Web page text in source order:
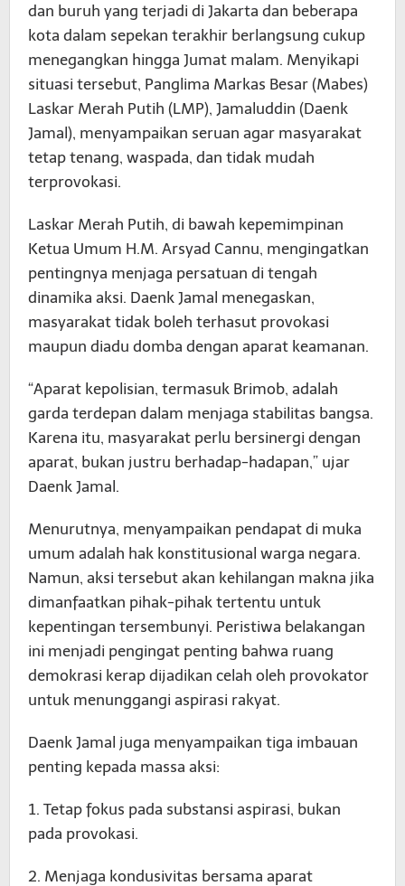
dan buruh yang terjadi di Jakarta dan beberapa
kota dalam sepekan terakhir berlangsung cukup
menegangkan hingga Jumat malam. Menyikapi
situasi tersebut, Panglima Markas Besar (Mabes)
Laskar Merah Putih (LMP), Jamaluddin (Daenk
Jamal), menyampaikan seruan agar masyarakat
tetap tenang, waspada, dan tidak mudah
terprovokasi.
Laskar Merah Putih, di bawah kepemimpinan
Ketua Umum H.M. Arsyad Cannu, mengingatkan
pentingnya menjaga persatuan di tengah
dinamika aksi. Daenk Jamal menegaskan,
masyarakat tidak boleh terhasut provokasi
maupun diadu domba dengan aparat keamanan.
“Aparat kepolisian, termasuk Brimob, adalah
garda terdepan dalam menjaga stabilitas bangsa.
Karena itu, masyarakat perlu bersinergi dengan
aparat, bukan justru berhadap-hadapan,” ujar
Daenk Jamal.
Menurutnya, menyampaikan pendapat di muka
umum adalah hak konstitusional warga negara.
Namun, aksi tersebut akan kehilangan makna jika
dimanfaatkan pihak-pihak tertentu untuk
kepentingan tersembunyi. Peristiwa belakangan
ini menjadi pengingat penting bahwa ruang
demokrasi kerap dijadikan celah oleh provokator
untuk menunggangi aspirasi rakyat.
Daenk Jamal juga menyampaikan tiga imbauan
penting kepada massa aksi:
1. Tetap fokus pada substansi aspirasi, bukan
pada provokasi.
2. Menjaga kondusivitas bersama aparat